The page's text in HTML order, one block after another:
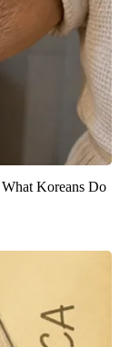
Koreans Do